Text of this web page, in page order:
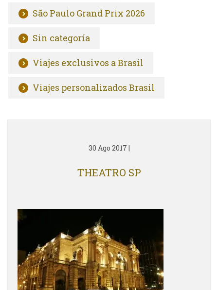
São Paulo Grand Prix 2026
Sin categoría
Viajes exclusivos a Brasil
Viajes personalizados Brasil
30 Ago 2017 |
THEATRO SP